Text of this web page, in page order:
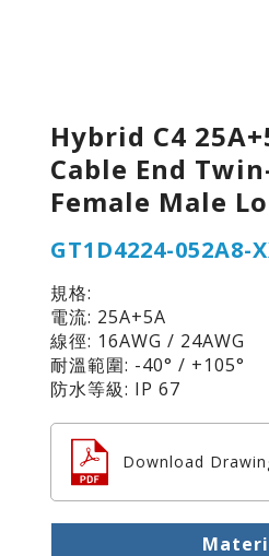
Hybrid C4
Cable End
Female Male
GT1D4224-052A8-
規格:
電流: 25A+5A
線徑: 16AWG / 24AWG
耐溫範圍: -40° / +105°
防水等級: IP 67
Download